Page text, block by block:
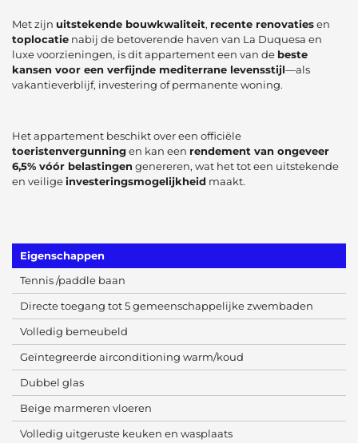
Met zijn uitstekende bouwkwaliteit, recente renovatiesen
toplocatie nabij de betoverende haven van La Duquesa en
luxe voorzieningen, is dit appartement een van de beste
kansen voor een verfijnde mediterrane levensstijl—als
vakantieverblijf, investering of permanente woning.
Het appartement beschikt over een officiële
toeristenvergunningen kan een rendement van ongeveer
6,5% vóór belastingen genereren, wat het tot een uitstekende
en veiligeinvesteringsmogelijkheid maakt.
Eigenschappen
Tennis /paddle baan
Directe toegang tot 5 gemeenschappelijke zwembaden
Volledig bemeubeld
Geïntegreerde airconditioning warm/koud
Dubbel glas
Beige marmeren vloeren
Volledig uitgeruste keuken en wasplaats